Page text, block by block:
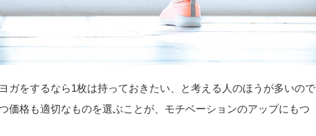
ガをするなら1枚は持っておきたい、と考える人のほうが多いので
価格も適切なものを選ぶことが、モチベーションのアップにもつ